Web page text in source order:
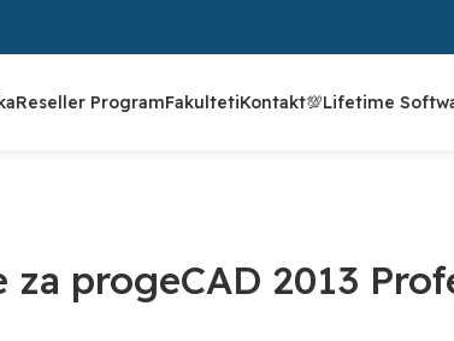
Reseller ProgramFakultetiKontakt💯Lifetime
progeCAD 2013